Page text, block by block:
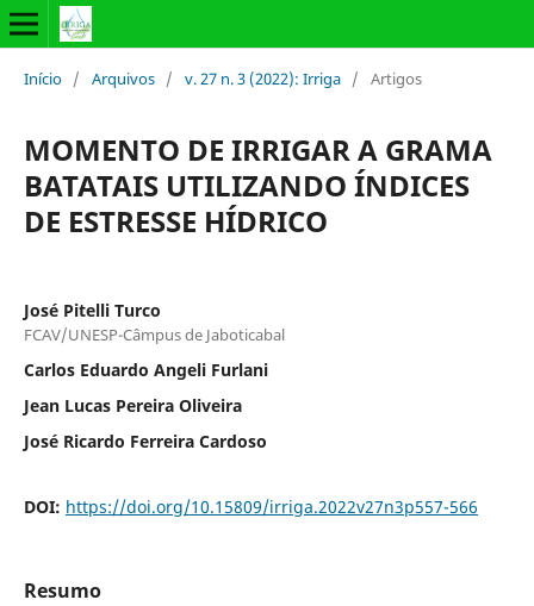
Início / Arquivos / v. 27 n. 3 (2022): Irriga / Artigos
MOMENTO DE IRRIGAR A GRAMA
BATATAIS UTILIZANDO ÍNDICES
DE ESTRESSE HÍDRICO
José Pitelli Turco
FCAV/UNESP-Câmpus de Jaboticabal
Carlos Eduardo Angeli Furlani
Jean Lucas Pereira Oliveira
José Ricardo Ferreira Cardoso
DOI: https://doi.org/10.15809/irriga.2022v27n3p557-566
Resumo